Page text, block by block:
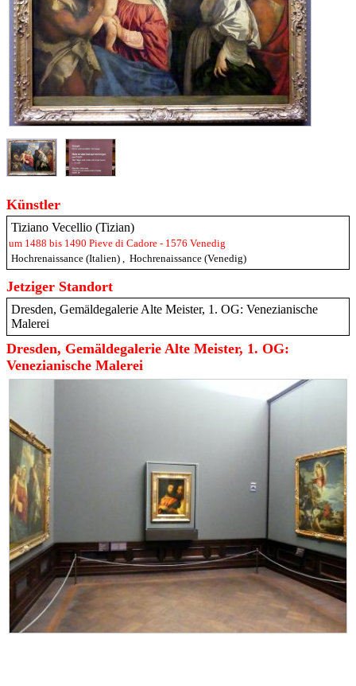
Künstler
Tiziano Vecellio (Tizian)
um 1488 bis 1490 Pieve di Cadore - 1576 Venedig
Hochrenaissance (Italien) , Hochrenaissance (Venedig)
Jetziger Standort
Dresden, Gemäldegalerie Alte Meister, 1. OG: Venezianische
Malerei
Dresden, Gemäldegalerie Alte Meister, 1. OG:
Venezianische Malerei